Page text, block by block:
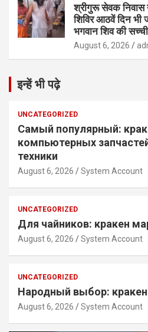
श्रीगुरू सेवक
शिविर आठवें दिन भी
भगवान शिव की
August 6, 2026
इन्हें भी पढ़े
UNCATEGORIZED
Самый популярный:
компьютерных
техники
August 6, 2026 System Account
UNCATEGORIZED
Для чайников: кракен
August 6, 2026 System Account
UNCATEGORIZED
Народный выбор:
August 6, 2026 System Account